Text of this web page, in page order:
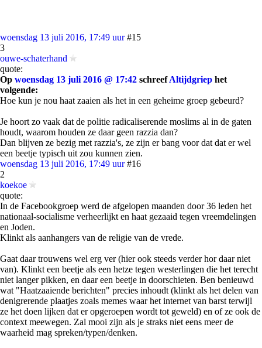
woensdag 13 juli 2016, 17:49 uur #15
3
ouwe-schaterhand
quote:
Op woensdag 13 juli 2016 @ 17:42 schreefAltijdgriep het
volgende:
Hoe kun je nou haat zaaien als het in een geheime groep gebeurd?
Je hoort zo vaak dat de politie radicaliserende moslims al in de gaten
houdt, waarom houden ze daar geen razzia dan?
Dan blijven ze bezig met razzia's, ze zijn er bang voor dat dat er wel
een beetje typisch uit zou kunnen zien.
woensdag 13 juli 2016, 17:49 uur #16
2
koekoe
quote:
In de Facebookgroep werd de afgelopen maanden door 36 leden het
nationaal-socialisme verheerlijkt en haat gezaaid tegen vreemdelingen
en Joden.
Klinkt als aanhangers van de religie van de vrede.
Gaat daar trouwens wel erg ver (hier ook steeds verder hor daar niet
van). Klinkt een beetje als een hetze tegen westerlingen die het terecht
niet langer pikken, en daar een beetje in doorschieten. Ben benieuwd
wat "Haatzaaiende berichten" precies inhoudt (klinkt als het delen van
denigrerende plaatjes zoals memes waar het internet van barst terwijl
ze het doen lijken dat er opgeroepen wordt tot geweld) en of ze ook de
context meewegen. Zal mooi zijn als je straks niet eens meer de
waarheid mag spreken/typen/denken.